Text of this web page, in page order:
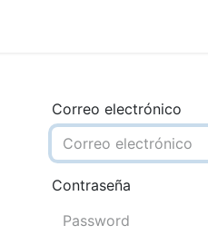
Correo electrónico
Contraseña